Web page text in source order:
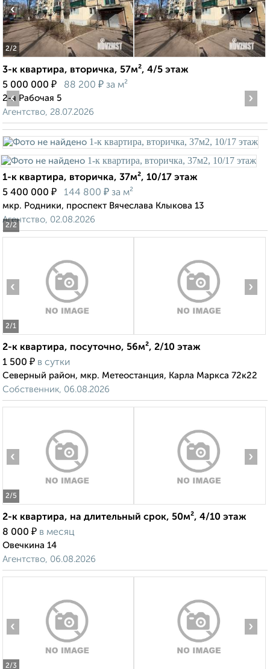
2/2
‹ ›
3-к квартира, вторичка, 57м², 4/5 этаж
5 000 000 ₽ 88 200 ₽ за м²
2-я Рабочая 5
Агентство, 28.07.2026
2/2
‹ ›
1-к квартира, вторичка, 37м², 10/17 этаж
5 400 000 ₽ 144 800 ₽ за м²
мкр. Родники, проспект Вячеслава Клыкова 13
Агентство, 02.08.2026
2/1
‹ ›
2-к квартира, посуточно, 56м², 2/10 этаж
1 500 ₽ в сутки
Северный район, мкр. Метеостанция, Карла Маркса 72к22
Собственник, 06.08.2026
2/5
‹ ›
2-к квартира, на длительный срок, 50м², 4/10 этаж
8 000 ₽ в месяц
Овечкина 14
Агентство, 06.08.2026
2/3
‹ ›